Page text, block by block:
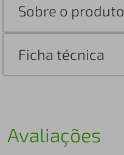
Sobre o produto
Ficha técnica
Avaliações